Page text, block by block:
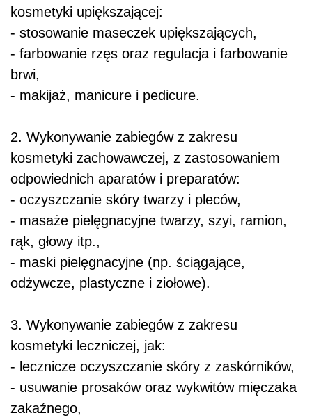
kosmetyki upiększającej:
- stosowanie maseczek upiększających,
- farbowanie rzęs oraz regulacja i farbowanie
brwi,
- makijaż, manicure i pedicure.
2. Wykonywanie zabiegów z zakresu
kosmetyki zachowawczej, z zastosowaniem
odpowiednich aparatów i preparatów:
- oczyszczanie skóry twarzy i pleców,
- masaże pielęgnacyjne twarzy, szyi, ramion,
rąk, głowy itp.,
- maski pielęgnacyjne (np. ściągające,
odżywcze, plastyczne i ziołowe).
3. Wykonywanie zabiegów z zakresu
kosmetyki leczniczej, jak:
- lecznicze oczyszczanie skóry z zaskórników,
- usuwanie prosaków oraz wykwitów mięczaka
zakaźnego,